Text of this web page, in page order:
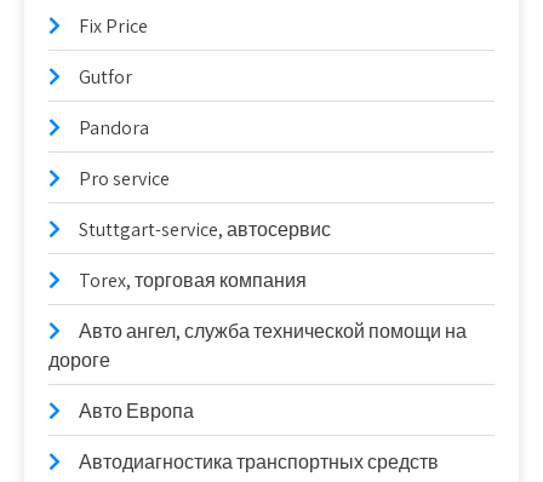
Fix Price
Gutfor
Pandora
Pro service
Stuttgart-service, автосервис
Torex, торговая компания
Авто ангел, служба технической помощи на
дороге
Авто Европа
Автодиагностика транспортных средств